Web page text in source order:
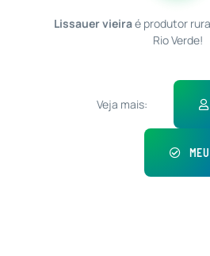
Lissauer vieiraé produtor
Rio Verde!
Veja mais: